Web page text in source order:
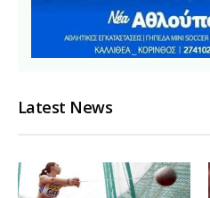
Latest News